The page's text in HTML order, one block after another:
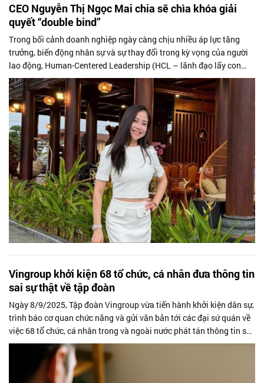
CEO Nguyễn Thị Ngọc Mai chia sẽ chìa khóa giải
quyết “double bind”
Trong bối cảnh doanh nghiệp ngày càng chịu nhiều áp lực tăng
trưởng, biến động nhân sự và sự thay đổi trong kỳ vọng của người
lao động, Human-Centered Leadership (HCL – lãnh đạo lấy con
người làm trung...
Vingroup khởi kiện 68 tổ chức, cá nhân đưa thông tin
sai sự thật về tập đoàn
Ngày 8/9/2025, Tập đoàn Vingroup vừa tiến hành khởi kiện dân sự,
trình báo cơ quan chức năng và gửi văn bản tới các đại sứ quán về
việc 68 tổ chức, cá nhân trong và ngoài nước phát tán thông tin sai
sự...